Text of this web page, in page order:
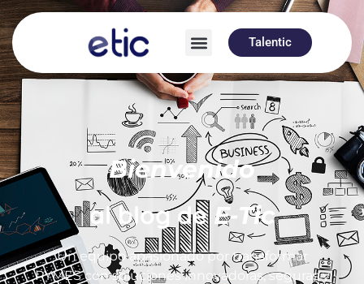
Talentic
Bienvenido
al blog deE-Tic
Un equipo apasionado por transformar
PYMES con soluciones innovadoras, seguras y